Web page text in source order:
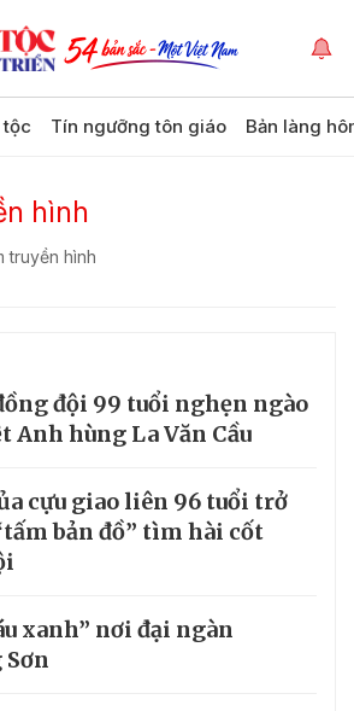
tộc Tín ngưỡng tôn giáo Bản làng
hình
truyền hình
đội 99 tuổi nghẹn ngào
Anh hùng La Văn Cầu
cựu giao liên 96 tuổi trở
bản đồ” tìm hài cốt
xanh” nơi đại ngàn